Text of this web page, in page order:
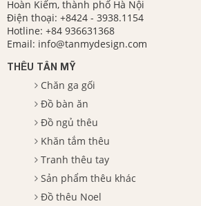
Hoàn Kiếm, thành phố Hà Nội
Điện thoại: +8424 - 3938.1154
Hotline: +84 936631368
Email: info@tanmydesign.com
THÊU TÂN MỸ
Chăn ga gối
Đồ bàn ăn
Đồ ngủ thêu
Khăn tắm thêu
Tranh thêu tay
Sản phẩm thêu khác
Đồ thêu Noel